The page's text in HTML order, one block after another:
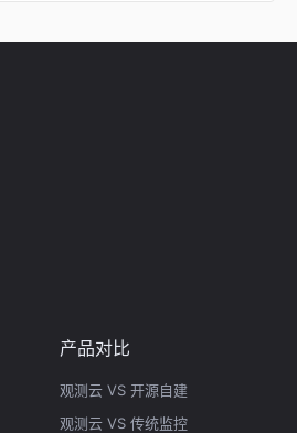
产品对比
观测云 VS 开源自建
观测云 VS 传统监控